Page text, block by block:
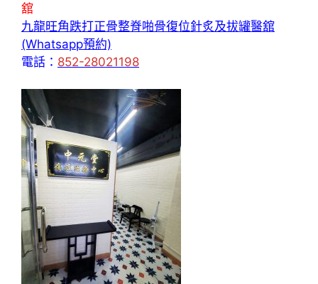
舘
九龍旺角跌打正骨整脊啪骨復位針炙及拔罐醫舘
(Whatsapp預約)
電話： 852-28021198